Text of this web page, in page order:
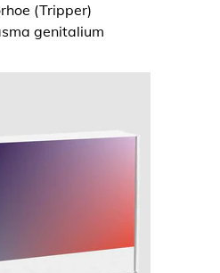
(Tripper)
genitalium